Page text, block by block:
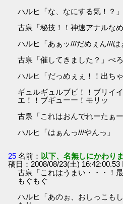
ハルヒ「な、なにする気！？」
古泉「秘技！！神速アナルな
ハルヒ「あぁッ///だめぇん///は
古泉「催してきました？」べ
ハルヒ「だっめぇぇ！！出ち
ギュルギュルブビ！！ブリイ
エ！！ブギューー！モリッ
古泉「これはおんでれーたぁ
ハルヒ「はぁんっ///やんっ」
25 名前： 以下、名無しにかわり
稿日：2008/08/23(土)
古泉「これはうまい・・・！
もぐもぐ
ハルヒ「あのぉ、おしっこも